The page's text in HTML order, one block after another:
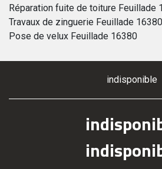
Réparation fuite de toiture Feuillade
Travaux de zinguerie Feuillade 16380
Pose de velux Feuillade 16380
indisponible